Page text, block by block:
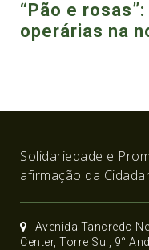
“Pão e
operárias na
Solidariedade e
afirmação da
Avenida Tancredo
Center, Torre Sul, 9°